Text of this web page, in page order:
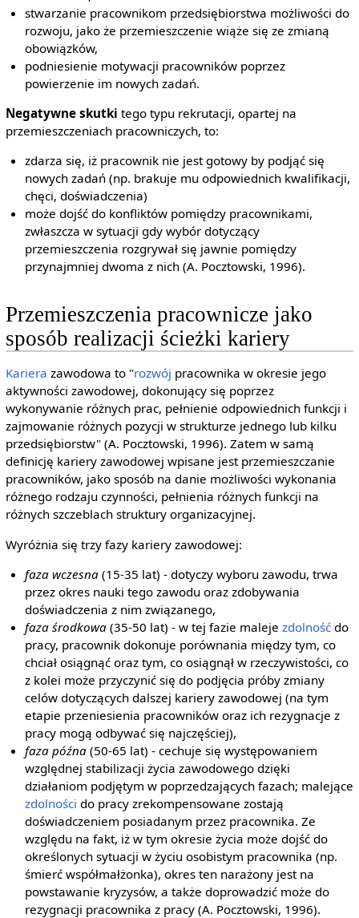
stwarzanie pracownikom przedsiębiorstwa możliwości do
rozwoju, jako że przemieszczenie wiąże się ze zmianą
obowiązków,
podniesienie motywacji pracowników poprzez
powierzenie im nowych zadań.
Negatywne skutki tego typu rekrutacji, opartej na
przemieszczeniach pracowniczych, to:
zdarza się, iż pracownik nie jest gotowy by podjąć się
nowych zadań (np. brakuje mu odpowiednich kwalifikacji,
chęci, doświadczenia)
może dojść do konfliktów pomiędzy pracownikami,
zwłaszcza w sytuacji gdy wybór dotyczący
przemieszczenia rozgrywał się jawnie pomiędzy
przynajmniej dwoma z nich (A. Pocztowski, 1996).
Przemieszczenia pracownicze jako
sposób realizacji ścieżki kariery
Kariera zawodowa to "rozwój pracownika w okresie jego
aktywności zawodowej, dokonujący się poprzez
wykonywanie różnych prac, pełnienie odpowiednich funkcji i
zajmowanie różnych pozycji w strukturze jednego lub kilku
przedsiębiorstw" (A. Pocztowski, 1996). Zatem w samą
definicję kariery zawodowej wpisane jest przemieszczanie
pracowników, jako sposób na danie możliwości wykonania
różnego rodzaju czynności, pełnienia różnych funkcji na
różnych szczeblach struktury organizacyjnej.
Wyróżnia się trzy fazy kariery zawodowej:
faza wczesna (15-35 lat) - dotyczy wyboru zawodu, trwa
przez okres nauki tego zawodu oraz zdobywania
doświadczenia z nim związanego,
faza środkowa (35-50 lat) - w tej fazie malejezdolność do
pracy, pracownik dokonuje porównania między tym, co
chciał osiągnąć oraz tym, co osiągnął w rzeczywistości, co
z kolei może przyczynić się do podjęcia próby zmiany
celów dotyczących dalszej kariery zawodowej (na tym
etapie przeniesienia pracowników oraz ich rezygnacje z
pracy mogą odbywać się najczęściej),
faza późna (50-65 lat) - cechuje się występowaniem
względnej stabilizacji życia zawodowego dzięki
działaniom podjętym w poprzedzających fazach; malejące
zdolności do pracy zrekompensowane zostają
doświadczeniem posiadanym przez pracownika. Ze
względu na fakt, iż w tym okresie życia może dojść do
określonych sytuacji w życiu osobistym pracownika (np.
śmierć współmałżonka), okres ten narażony jest na
powstawanie kryzysów, a także doprowadzić może do
rezygnacji pracownika z pracy (A. Pocztowski, 1996).